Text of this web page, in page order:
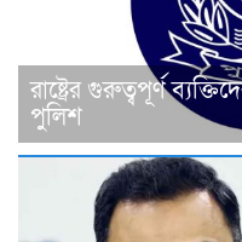
রাষ্ট্রের গুরুত্বপূর্ণ
পুলিশ